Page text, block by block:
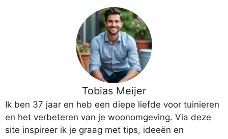
Tobias Meijer
Ik ben 37 jaar en heb een diepe liefde voor tuinieren
en het verbeteren van je woonomgeving. Via deze
site inspireer ik je graag met tips, ideeën en